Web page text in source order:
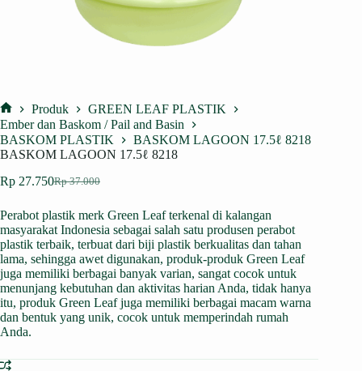
Home
Produk
GREEN LEAF PLASTIK
Ember dan Baskom / Pail and Basin
BASKOM PLASTIK
BASKOM LAGOON 17.5ℓ 8218
BASKOM LAGOON 17.5ℓ 8218
Rp37.000
Harga
adalah:
Rp 37.000.
Rp 27.750Harga
ini
adalah:
Rp 27.750.
Perabot plastik merk Green Leaf terkenal di kalangan
masyarakat Indonesia sebagai salah satu produsen perabot
plastik terbaik, terbuat dari biji plastik berkualitas dan tahan
lama, sehingga awet digunakan, produk-produk Green Leaf
juga memiliki berbagai banyak varian, sangat cocok untuk
menunjang kebutuhan dan aktivitas harian Anda, tidak hanya
itu, produk Green Leaf juga memiliki berbagai macam warna
dan bentuk yang unik, cocok untuk memperindah rumah
Anda.